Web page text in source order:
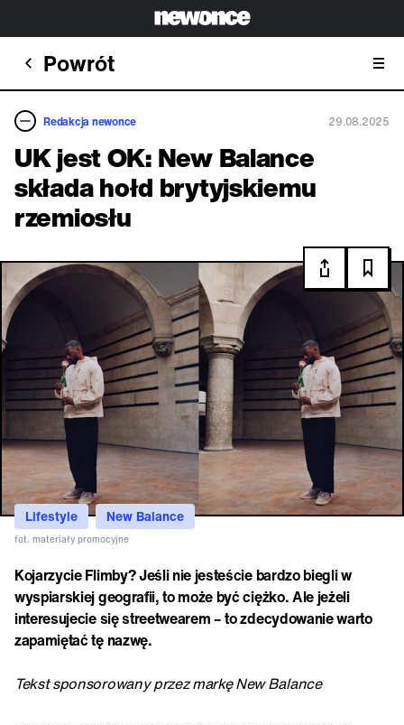
Powrót
Redakcja newonce 29.08.2025
UK jest OK: New Balance
składa hołd brytyjskiemu
rzemiosłu
Lifestyle New Balance
fot. materiały promocyjne
Kojarzycie Flimby? Jeśli nie jesteście bardzo biegli w
wyspiarskiej geografii, to może być ciężko. Ale jeżeli
interesujecie się streetwearem – to zdecydowanie warto
zapamiętać tę nazwę.
Tekst sponsorowany przez markę New Balance